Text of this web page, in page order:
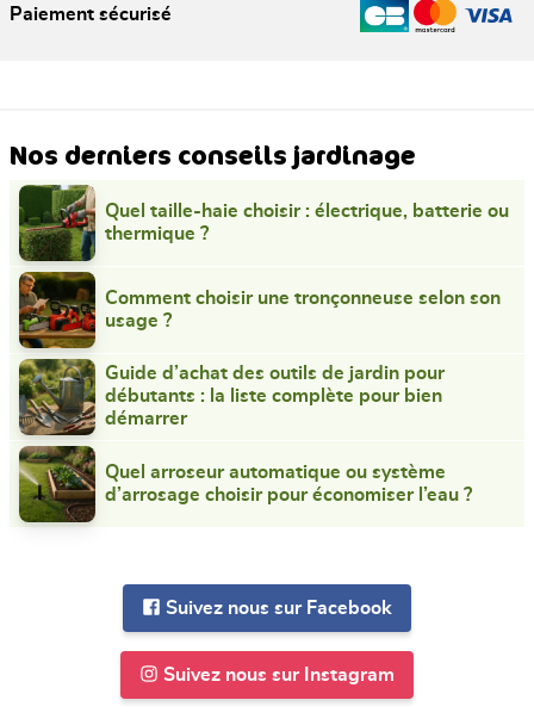
Paiement sécurisé
Nos derniers conseils jardinage
Quel taille-haie choisir : électrique, batterie ou
thermique ?
Comment choisir une tronçonneuse selon son
usage ?
Guide d’achat des outils de jardin pour
débutants : la liste complète pour bien
démarrer
Quel arroseur automatique ou système
d’arrosage choisir pour économiser l’eau ?
Suivez nous sur Facebook
Suivez nous sur Instagram